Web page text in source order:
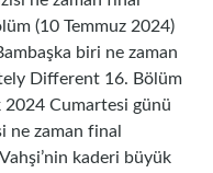
(10 Temmuz 2024)
biri ne zaman
Different 16. Bölüm
2024 Cumartesi günü
ne zaman final
kaderi büyük